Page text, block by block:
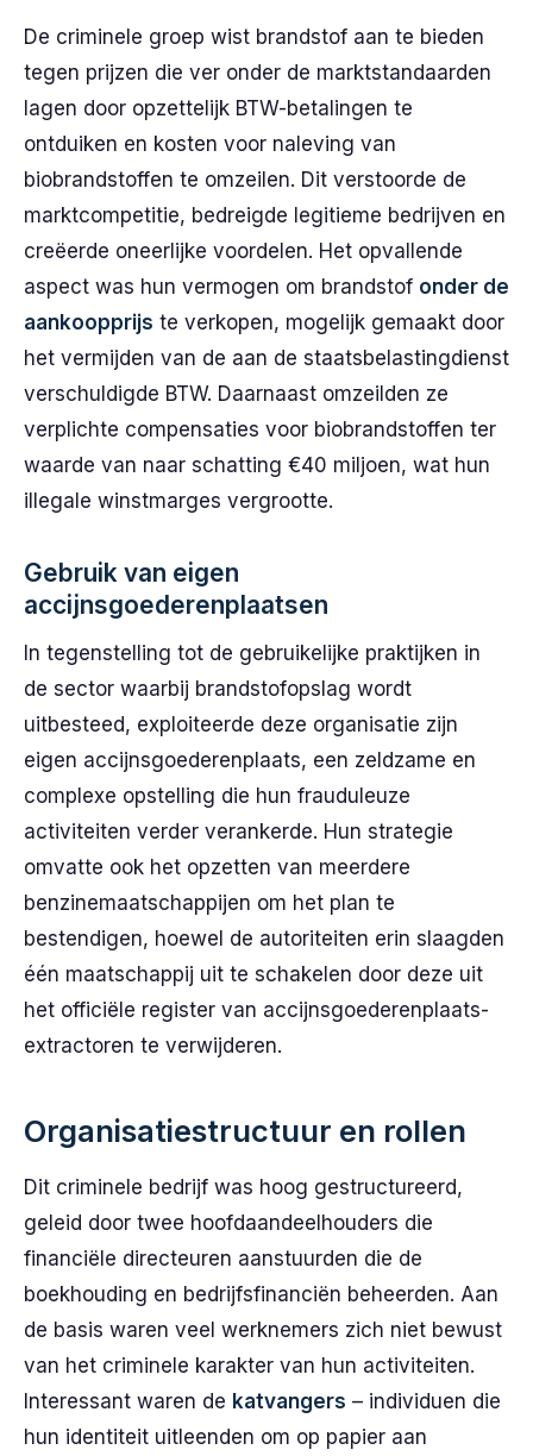
De criminele groep wist brandstof aan te bieden
tegen prijzen die ver onder de marktstandaarden
lagen door opzettelijk BTW-betalingen te
ontduiken en kosten voor naleving van
biobrandstoffen te omzeilen. Dit verstoorde de
marktcompetitie, bedreigde legitieme bedrijven en
creëerde oneerlijke voordelen. Het opvallende
aspect was hun vermogen om brandstof onder de
aankoopprijs te verkopen, mogelijk gemaakt door
het vermijden van de aan de staatsbelastingdienst
verschuldigde BTW. Daarnaast omzeilden ze
verplichte compensaties voor biobrandstoffen ter
waarde van naar schatting €40 miljoen, wat hun
illegale winstmarges vergrootte.
Gebruik van eigen
accijnsgoederenplaatsen
In tegenstelling tot de gebruikelijke praktijken in
de sector waarbij brandstofopslag wordt
uitbesteed, exploiteerde deze organisatie zijn
eigen accijnsgoederenplaats, een zeldzame en
complexe opstelling die hun frauduleuze
activiteiten verder verankerde. Hun strategie
omvatte ook het opzetten van meerdere
benzinemaatschappijen om het plan te
bestendigen, hoewel de autoriteiten erin slaagden
één maatschappij uit te schakelen door deze uit
het officiële register van accijnsgoederenplaats-
extractoren te verwijderen.
Organisatiestructuur en rollen
Dit criminele bedrijf was hoog gestructureerd,
geleid door twee hoofdaandeelhouders die
financiële directeuren aanstuurden die de
boekhouding en bedrijfsfinanciën beheerden. Aan
de basis waren veel werknemers zich niet bewust
van het criminele karakter van hun activiteiten.
Interessant waren de katvangers – individuen die
hun identiteit uitleenden om op papier aan